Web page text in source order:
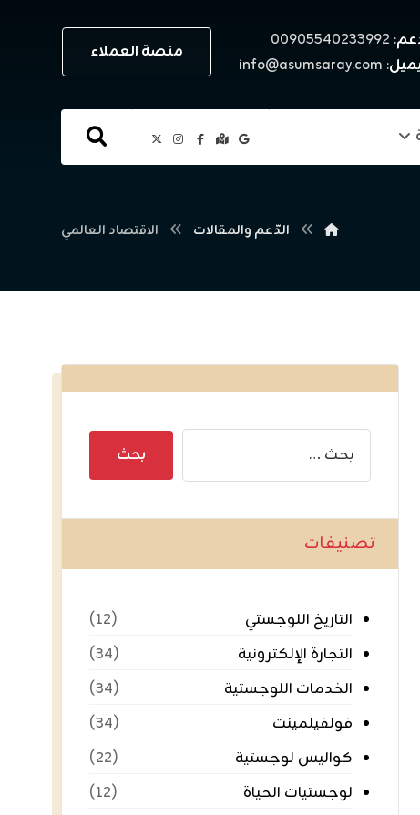
منصة العملاء
: ٠٠٩٠٥٥٤٠٢٣٣٩٩٢
: info@asumsaray.com
الدّعم والمقالات الاقتصاد العالمي
تصنيفات
التاريخ اللوجستي
(١٢)
التجارة الإلكترونية
(٣٤)
الخدمات اللوجستية
(٣٤)
فولفيلمينت
(٣٤)
كواليس لوجستية
(٢٢)
لوجستيات الحياة
(١٢)